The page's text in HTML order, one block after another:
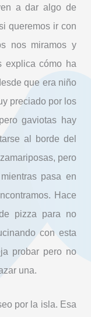
a dar algo de
queremos ir con
nos miramos y
explica cómo ha
que era niño
preciado por los
gaviotas hay
al borde del
pero
pasa en
Hace
pizza para no
con esta
probar pero no
una.
por la isla. Esa